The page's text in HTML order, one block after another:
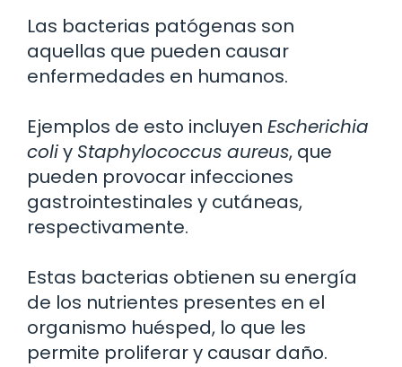
Las bacterias patógenas son
aquellas que pueden causar
enfermedades en humanos.
Ejemplos de esto incluyen Escherichia
coliy Staphylococcus aureus, que
pueden provocar infecciones
gastrointestinales y cutáneas,
respectivamente.
Estas bacterias obtienen su energía
de los nutrientes presentes en el
organismo huésped, lo que les
permite proliferar y causar daño.